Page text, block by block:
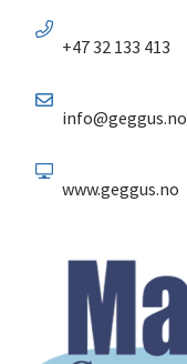
+47 32 133 413
info@geggus.no
www.geggus.no